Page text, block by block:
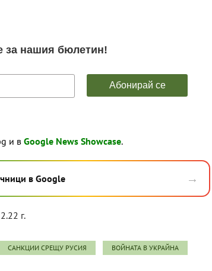
и в Google News Showcase.
в Google →
г.
САНКЦИИ СРЕЩУ РУСИЯ ВОЙНАТА В УКРАЙНА